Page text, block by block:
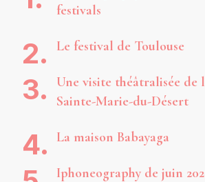
festivals
Le festival de Toulouse
Une visite théâtralisée de
Sainte-Marie-du-Désert
La maison Babayaga
Iphoneography de juin